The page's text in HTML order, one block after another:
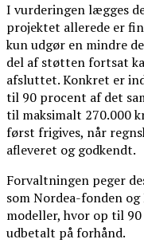
I vurderingen lægges
projektet allerede er
kun udgør en mindre
del af støtten fortsat
afsluttet. Konkret er
til 90 procent af det
til maksimalt 270.000
først frigives, når
afleveret og godkendt.
Forvaltningen peger
som Nordea-fonden
modeller, hvor op til
udbetalt på forhånd.